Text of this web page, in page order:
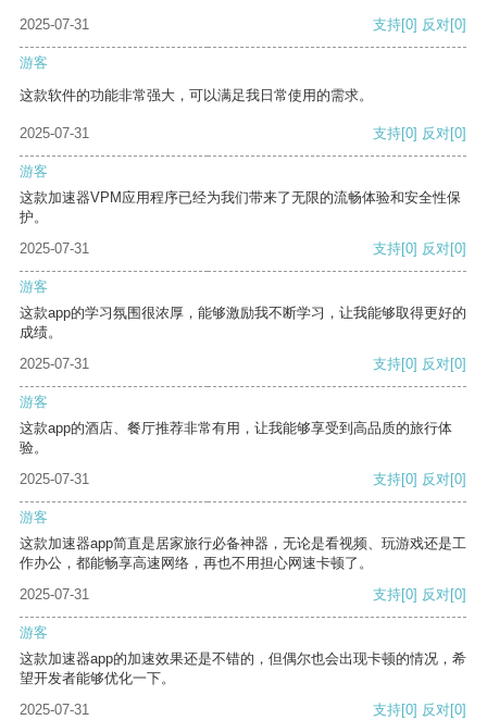
2025-07-31 支持[0] 反对[0]
游客
这款软件的功能非常强大，可以满足我日常使用的需求。
2025-07-31 支持[0] 反对[0]
游客
这款加速器VPM应用程序已经为我们带来了无限的流畅体验和安全性保
护。
2025-07-31
支持[0] 反对[0]
游客
这款app的学习氛围很浓厚，能够激励我不断学习，让我能够取得更好的
成绩。
2025-07-31
支持[0] 反对[0]
游客
这款app的酒店、餐厅推荐非常有用，让我能够享受到高品质的旅行体
验。
2025-07-31
支持[0] 反对[0]
游客
这款加速器app简直是居家旅行必备神器，无论是看视频、玩游戏还是工
作办公，都能畅享高速网络，再也不用担心网速卡顿了。
2025-07-31
支持[0] 反对[0]
游客
这款加速器app的加速效果还是不错的，但偶尔也会出现卡顿的情况，希
望开发者能够优化一下。
2025-07-31
支持[0] 反对[0]